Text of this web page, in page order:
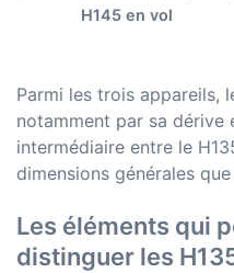
H145 en vol
Parmi les trois appareils,
notamment par sa dérive
intermédiaire entre le
dimensions générales
Les éléments qui
distinguer les